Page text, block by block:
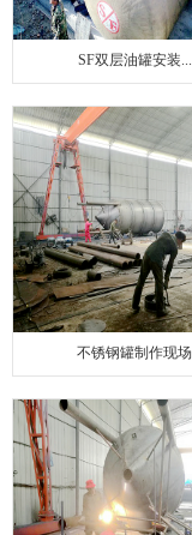
SF双层油罐安装...
不锈钢罐制作现场